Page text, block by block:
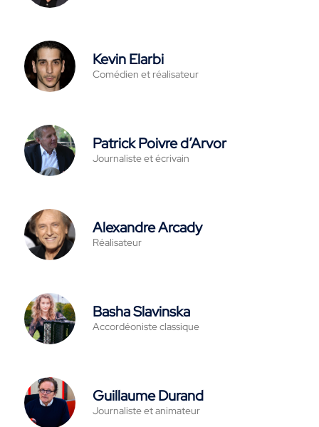
Kevin Elarbi
Comédien et réalisateur
Patrick Poivre d’Arvor
Journaliste et écrivain
Alexandre Arcady
Réalisateur
Basha Slavinska
Accordéoniste classique
Guillaume Durand
Journaliste et animateur